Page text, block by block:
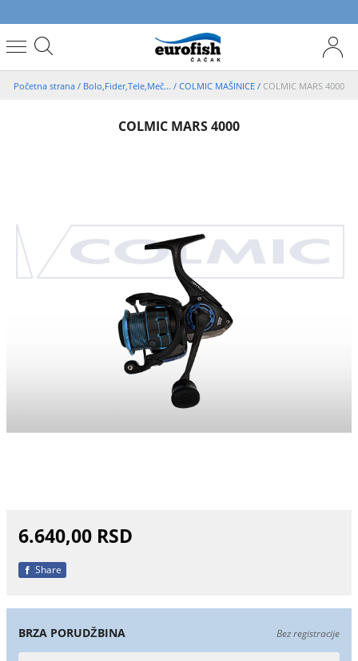
Početna strana / Bolo,Fider,Tele,Meč... / COLMIC MAŠINICE / COLMIC MARS 4000
COLMIC MARS 4000
6.640,00 RSD
Share
BRZA PORUDŽBINA Bez registracije